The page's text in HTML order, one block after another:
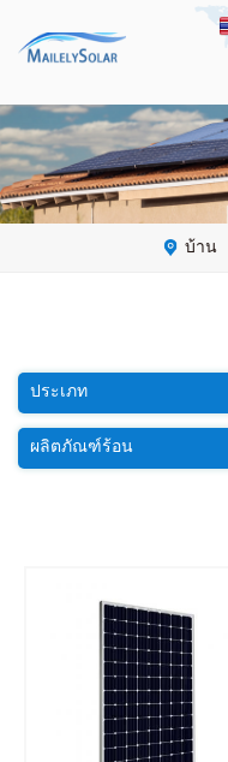
บ้าน
ประเภท
ผลิตภัณฑ์ร้อน